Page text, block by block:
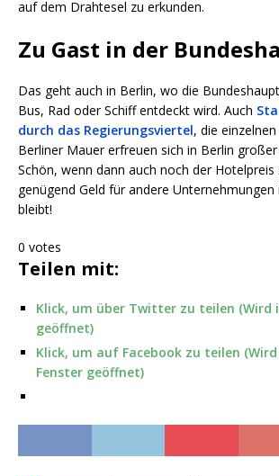
auf dem Drahtesel zu erkunden.
Zu Gast in der
Das geht auch in Berlin, wo die
Bus, Rad oder Schiff entdeckt wird. Auch
durch das Regierungsviertel, die
Berliner Mauer erfreuen sich in Berlin
Schön, wenn dann auch noch der
genügend Geld für andere
bleibt!
0 votes
Teilen mit:
Klick, um über Twitter zu teilen (Wird
geöffnet)
Klick, um auf Facebook zu teilen
Fenster geöffnet)